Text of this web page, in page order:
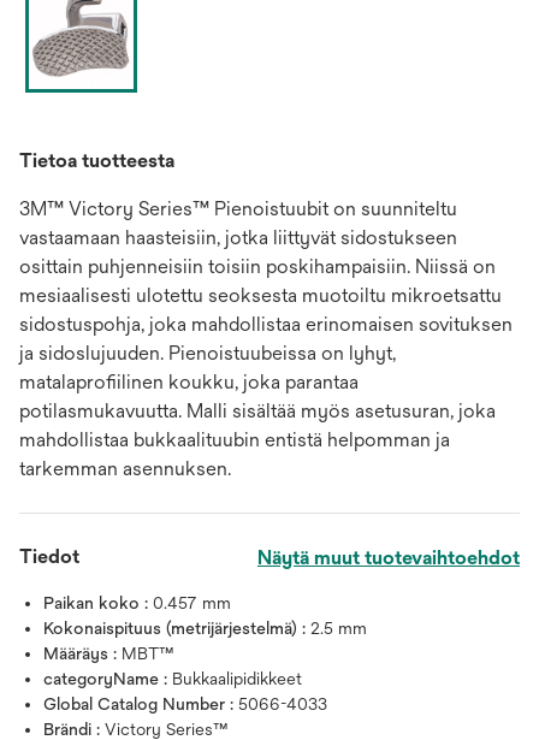
Tietoa tuotteesta
3M™ Victory Series™ Pienoistuubit on suunniteltu
vastaamaan haasteisiin, jotka liittyvät sidostukseen
osittain puhjenneisiin toisiin poskihampaisiin. Niissä on
mesiaalisesti ulotettu seoksesta muotoiltu mikroetsattu
sidostuspohja, joka mahdollistaa erinomaisen sovituksen
ja sidoslujuuden. Pienoistuubeissa on lyhyt,
matalaprofiilinen koukku, joka parantaa
potilasmukavuutta. Malli sisältää myös asetusuran, joka
mahdollistaa bukkaalituubin entistä helpomman ja
tarkemman asennuksen.
Tiedot Näytä muut tuotevaihtoehdot
Paikan koko : 0.457 mm
Kokonaispituus (metrijärjestelmä) : 2.5 mm
Määräys : MBT™
categoryName : Bukkaalipidikkeet
Global Catalog Number : 5066-4033
Brändi : Victory Series™